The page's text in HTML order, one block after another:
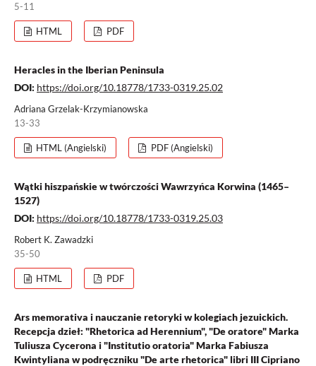
5-11
HTML PDF
Heracles in the Iberian Peninsula
DOI: https://doi.org/10.18778/1733-0319.25.02
Adriana Grzelak-Krzymianowska
13-33
HTML (Angielski) PDF (Angielski)
Wątki hiszpańskie w twórczości Wawrzyńca Korwina (1465–
1527)
DOI: https://doi.org/10.18778/1733-0319.25.03
Robert K. Zawadzki
35-50
HTML PDF
Ars memorativa i nauczanie retoryki w kolegiach jezuickich.
Recepcja dzieł: "Rhetorica ad Herennium", "De oratore" Marka
Tuliusza Cycerona i "Institutio oratoria" Marka Fabiusza
Kwintyliana w podręczniku "De arte rhetorica" libri III Cipriano